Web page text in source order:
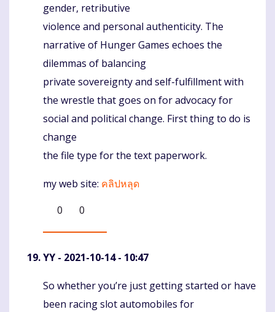
gender, retributive
violence and personal authenticity. The
narrative of Hunger Games echoes the
dilemmas of balancing
private sovereignty and self-fulfillment with
the wrestle that goes on for advocacy for
social and political change. First thing to do is
change
the file type for the text paperwork.
my web site: คลิปหลุด
0
0
YY - 2021-10-14 - 10:47
Komentaras
So whether you’re just getting started or have
been racing slot automobiles for